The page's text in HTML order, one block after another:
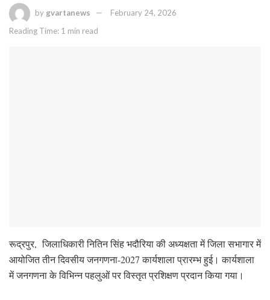
by gvartanews
February 24, 2026
Reading Time: 1 min read
रूद्रपुर, जिलाधिकारी नितिन सिंह भदौरिया की अध्यक्षता में जिला सभागार में
आयोजित तीन दिवसीय जनगणना-2027 कार्यशाला प्रारम्भ हुई। कार्यशाला
में जनगणना के विभिन्न पहलुओं पर विस्तृत प्रशिक्षण प्रदान किया गया।